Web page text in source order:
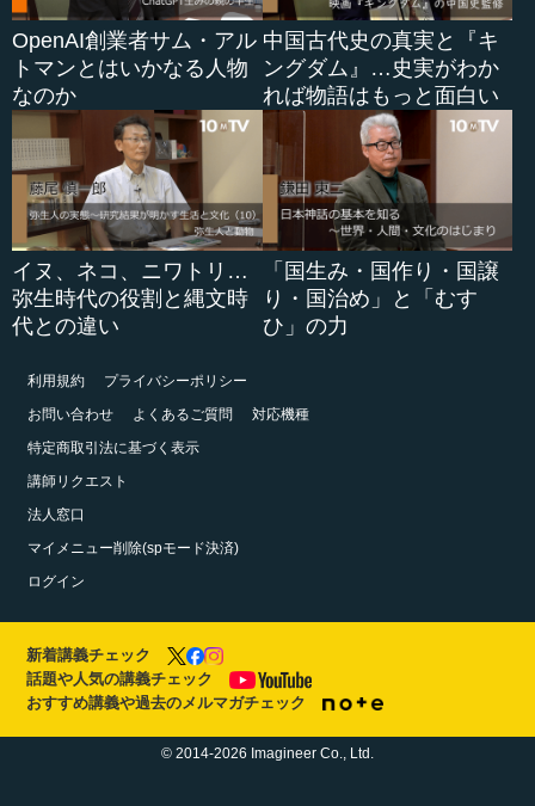
OpenAI創業者サム・アル
トマンとはいかなる人物
なのか
中国古代史の真実と『キ
ングダム』…史実がわか
れば物語はもっと面白い
イヌ、ネコ、ニワトリ…
弥生時代の役割と縄文時
代との違い
「国生み・国作り・国譲
り・国治め」と「むす
ひ」の力
利用規約
プライバシーポリシー
お問い合わせ
よくあるご質問
対応機種
特定商取引法に基づく表示
講師リクエスト
法人窓口
マイメニュー削除(spモード決済)
ログイン
新着講義チェック
話題や人気の講義チェック
おすすめ講義や過去のメルマガチェック
© 2014-2026 Imagineer Co., Ltd.